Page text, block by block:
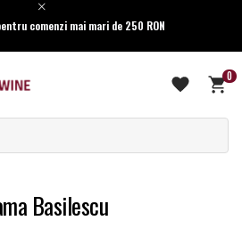
comenzi mai mari de 250 RON
0
Basilescu